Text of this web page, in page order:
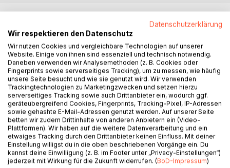
Poesie kann so vielfältig sein wie ein Mensch.
Was ist Poesie, und was ist keine? Welche Gedanken
begleiten dich?
Siehst du darin Stärke oder Schwäche?
Ein Herz kann so stark sein, wenn man bedenkt,
wie viele Sorgen ein Mensch sein ganzes Leben lang mit
sich trägt.
Hast du manchmal das Gefühl, mit deinen Gedanken und
Gefühlen allein dazustehen?
In diesen Texten findest du vielleicht dich selbst wieder.
Datenschutzerklärung
Wir respektieren den Datenschutz
Wir nutzen Cookies und vergleichbare Technologien auf unserer
Website. Einige von ihnen sind essenziell und technisch notwendig.
Daneben verwenden wir Analysemethoden (z. B. Cookies oder
Fingerprints sowie serverseitiges Tracking), um zu messen, wie häufig
unsere Seite besucht und wie sie genutzt wird. Wir verwenden
Trackingtechnologien zu Marketingzwecken und setzen hierzu
serverseitiges Tracking sowie auch Drittanbieter ein, wodurch ggf.
geräteübergreifend Cookies, Fingerprints, Tracking-Pixel, IP-Adressen
sowie gehashte E-Mail-Adressen genutzt werden. Auf unserer Seite
betten wir zudem Drittinhalte von anderen Anbietern ein (Video-
Plattformen). Wir haben auf die weitere Datenverarbeitung und ein
etwaiges Tracking durch den Drittanbieter keinen Einfluss. Mit deiner
Einstellung willigst du in die oben beschriebenen Vorgänge ein. Du
kannst deine Einwilligung (z. B. im Footer unter „Privacy-Einstellungen“)
jederzeit mit Wirkung für die Zukunft widerrufen. (BoD-Impressum)